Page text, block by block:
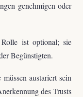
genehmigen oder
ist optional; sie
Begünstigten.
austariert sein
des Trusts